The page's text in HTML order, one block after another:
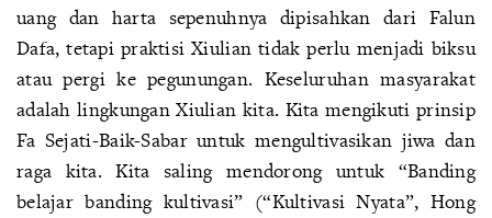
uang dan harta sepenuhnya dipisahkan dari Falun
Dafa, tetapi praktisi Xiulian tidak perlu menjadi biksu
atau pergi ke pegunungan. Keseluruhan masyarakat
adalah lingkungan Xiulian kita. Kita mengikuti prinsip
Fa Sejati-Baik-Sabar untuk mengultivasikan jiwa dan
raga kita. Kita saling mendorong untuk “Banding
belajar banding kultivasi” (“Kultivasi Nyata”, Hong